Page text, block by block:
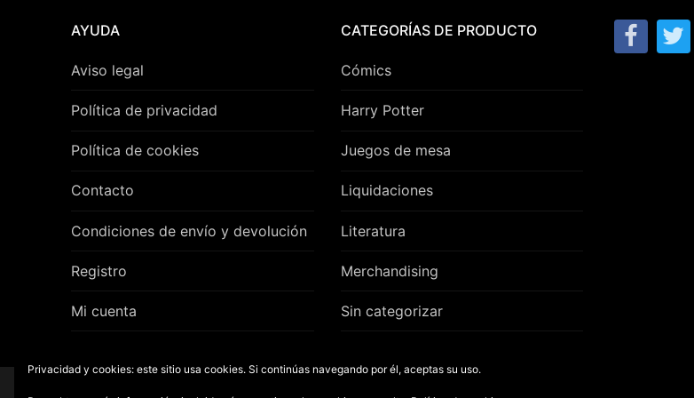
AYUDA
Aviso legal
Política de privacidad
Política de cookies
Contacto
Condiciones de envío y devolución
Registro
Mi cuenta
CATEGORÍAS DE PRODUCTO
Cómics
Harry Potter
Juegos de mesa
Liquidaciones
Literatura
Merchandising
Sin categorizar
Privacidad y cookies: este sitio usa cookies. Si continúas navegando por él, aceptas su uso.